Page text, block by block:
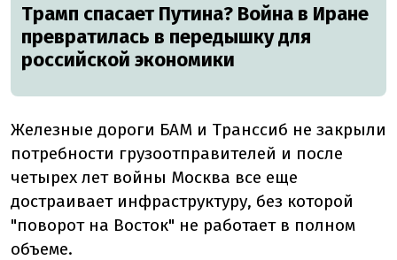
Трамп спасает Путина? Война в Иране
превратилась в передышку для
российской экономики
Железные дороги БАМ и Транссиб не закрыли
потребности грузоотправителей и после
четырех лет войны Москва все еще
достраивает инфраструктуру, без которой
"поворот на Восток" не работает в полном
объеме.